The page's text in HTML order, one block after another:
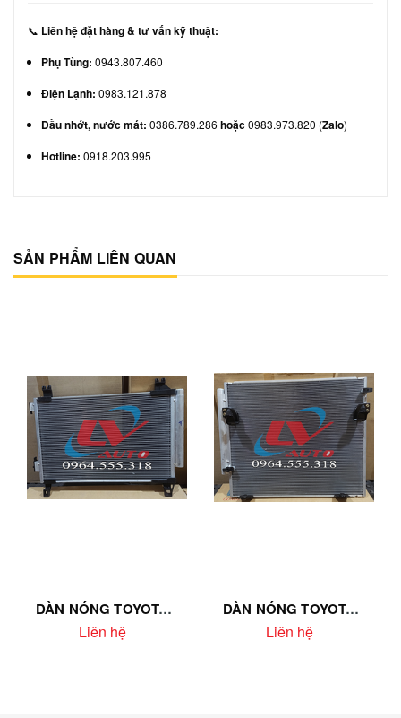
📞 Liên hệ đặt hàng & tư vấn kỹ thuật:
Phụ Tùng: 0943.807.460
Điện Lạnh: 0983.121.878
Dầu nhớt, nước mát: 0386.789.286 hoặc0983.973.820 (Zalo)
Hotline: 0918.203.995
SẢN PHẨM LIÊN QUAN
DÀN NÓNG TOYOTA ALTIS 2009 – MÃ PL3609 – PACO THÁI LAN
Liên hệ
DÀN NÓNG TOYOTA FORTUNER MÁY XĂNG 05–09 – MÃ MP3478(0K040) – PACO THÁI LAN
Liên hệ